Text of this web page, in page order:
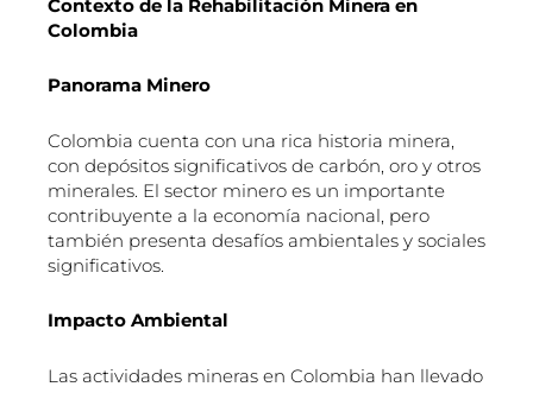
Contexto de la Rehabilitación Minera en
Colombia
Panorama Minero
Colombia cuenta con una rica historia minera,
con depósitos significativos de carbón, oro y otros
minerales. El sector minero es un importante
contribuyente a la economía nacional, pero
también presenta desafíos ambientales y sociales
significativos.
Impacto Ambiental
Las actividades mineras en Colombia han llevado